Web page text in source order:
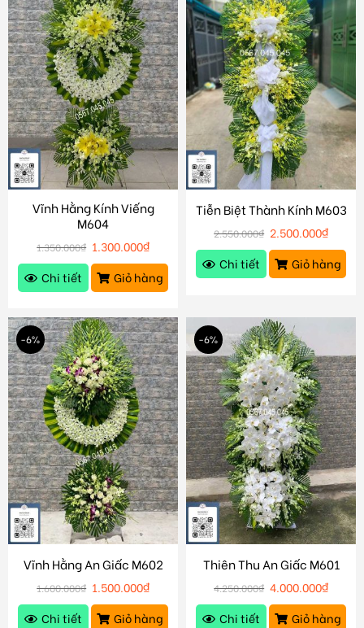
Vĩnh Hằng Kính Viếng
M604
1.350.000₫ 1.300.000₫
Chi tiết
Giỏ hàng
Tiễn Biệt Thành Kính M603
2.550.000₫ 2.500.000₫
Chi tiết
Giỏ hàng
-6%
Vĩnh Hằng An Giấc M602
1.600.000₫ 1.500.000₫
Chi tiết
Giỏ hàng
-6%
Thiên Thu An Giấc M601
4.250.000₫ 4.000.000₫
Chi tiết
Giỏ hàng